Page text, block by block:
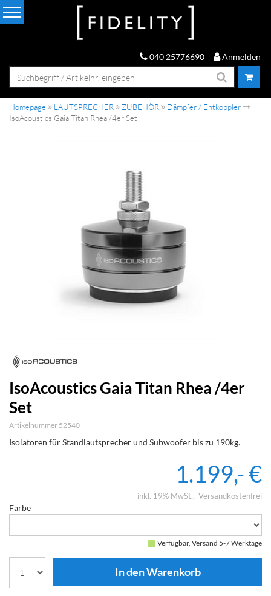
040 25776690 Anmelden
Homepage LAUTSPRECHER ZUBEHÖR
Dämpfer / Entkoppler
IsoAcoustics Gaia Titan Rhea /4er Set
IsoAcoustics Gaia Titan Rhea /4er
Set
Artikelnummer 52540
Isolatoren für Standlautsprecher und Subwoofer bis zu 190kg.
1.199,- €
inkl. 19% MwSt. Versandkostenfrei
Farbe
Verfügbar, Versand 5-7 Werktage